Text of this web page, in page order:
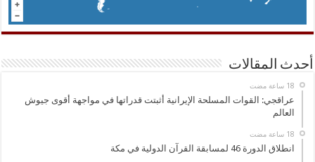
أحدث المقالات
عراقجي: القوات المسلحة الإيرانية أثبتت قدراتها في مواجهة أقوى جيوش
العالم
انطلاق الدورة 46 لمسابقة القرآن الدولية في مكة